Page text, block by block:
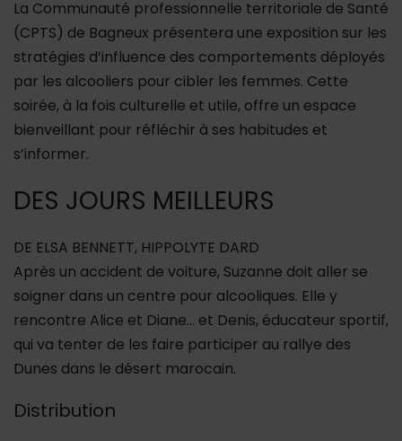
La Communauté professionnelle territoriale de Santé
(CPTS) de Bagneux présentera une exposition sur les
stratégies d’influence des comportements déployés
par les alcooliers pour cibler les femmes. Cette
soirée, à la fois culturelle et utile, offre un espace
bienveillant pour réfléchir à ses habitudes et
s’informer.
DES JOURS MEILLEURS
DE ELSA BENNETT, HIPPOLYTE DARD
Après un accident de voiture, Suzanne doit aller se
soigner dans un centre pour alcooliques. Elle y
rencontre Alice et Diane… et Denis, éducateur sportif,
qui va tenter de les faire participer au rallye des
Dunes dans le désert marocain.
Distribution